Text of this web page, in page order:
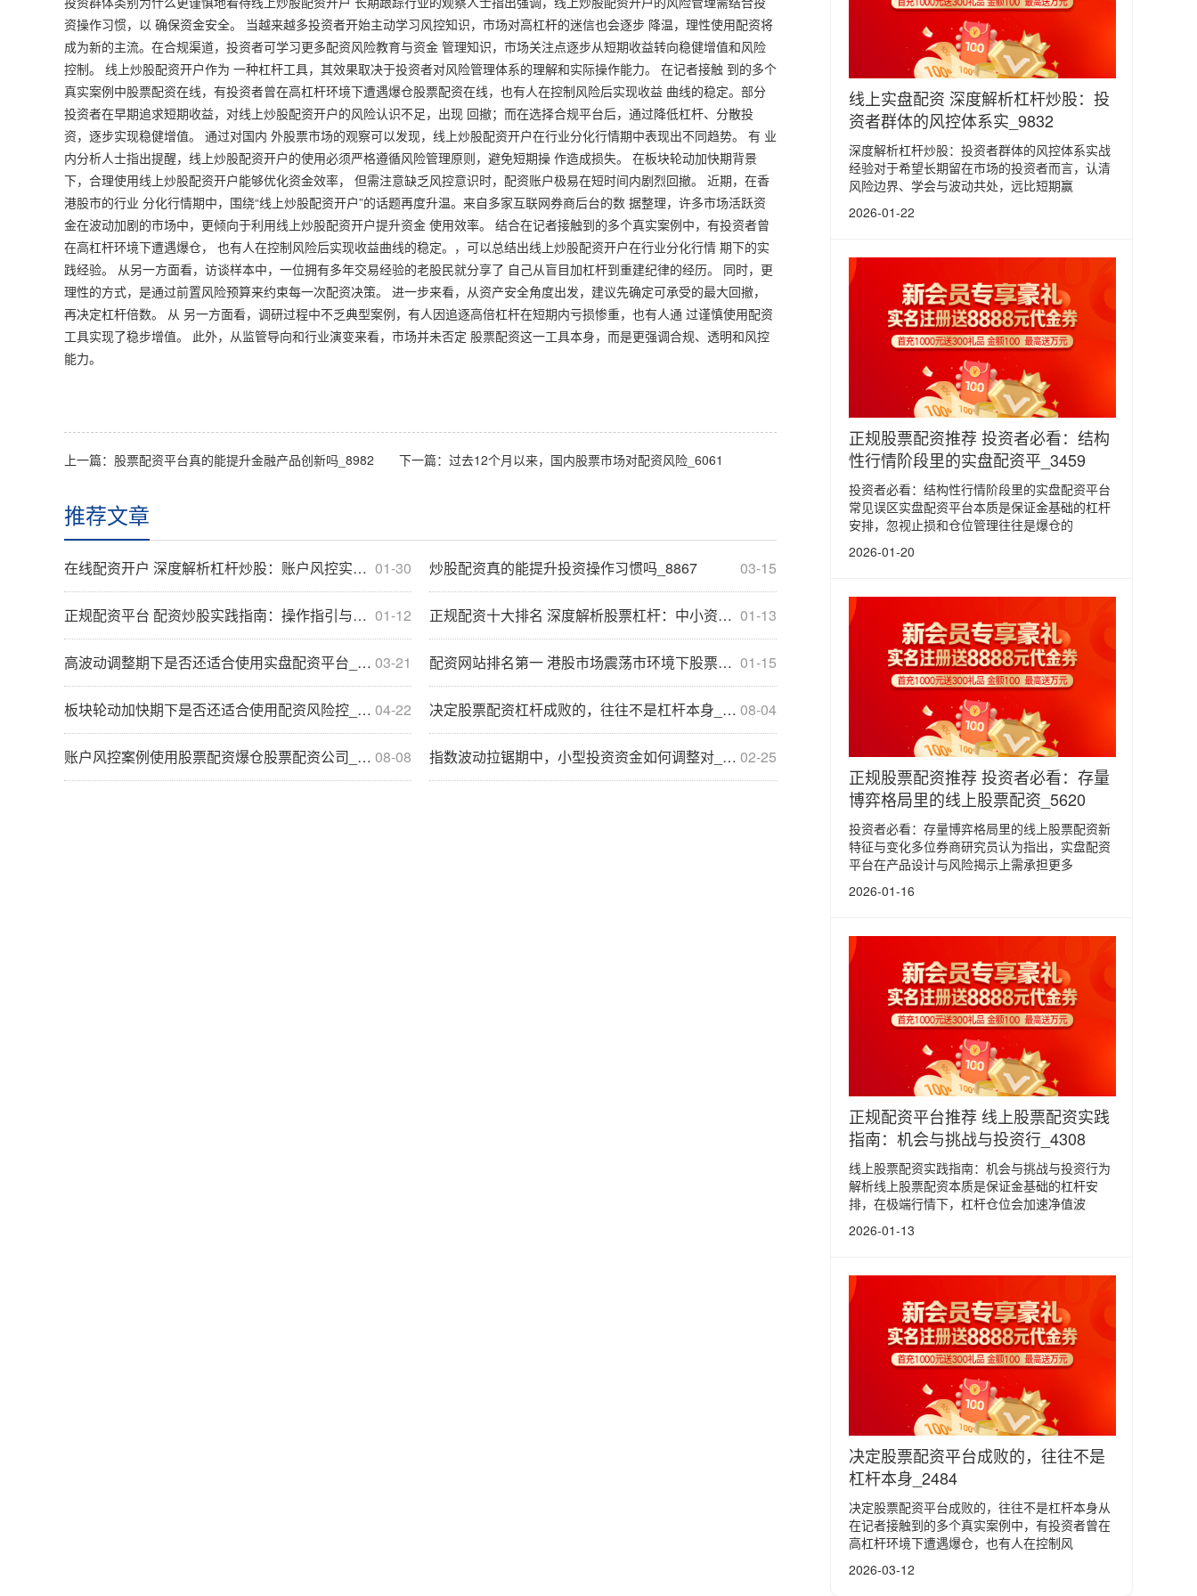
资操作习惯，以 确保资金安全。 当越来越多投资者开始主动学习风控知识，市场对高杠杆的迷信也会逐步 降温，理性使用配资将
成为新的主流。在合规渠道，投资者可学习更多配资风险教育与资金 管理知识，市场关注点逐步从短期收益转向稳健增值和风险
控制。 线上炒股配资开户作为 一种杠杆工具，其效果取决于投资者对风险管理体系的理解和实际操作能力。 在记者接触 到的多个
真实案例中股票配资在线，有投资者曾在高杠杆环境下遭遇爆仓股票配资在线，也有人在控制风险后实现收益 曲线的稳定。部分
投资者在早期追求短期收益，对线上炒股配资开户的风险认识不足，出现 回撤；而在选择合规平台后，通过降低杠杆、分散投
资，逐步实现稳健增值。 通过对国内 外股票市场的观察可以发现，线上炒股配资开户在行业分化行情期中表现出不同趋势。 有 业
内分析人士指出提醒，线上炒股配资开户的使用必须严格遵循风险管理原则，避免短期操 作造成损失。 在板块轮动加快期背景
下，合理使用线上炒股配资开户能够优化资金效率， 但需注意缺乏风控意识时，配资账户极易在短时间内剧烈回撤。 近期，在香
港股市的行业 分化行情期中，围绕“线上炒股配资开户”的话题再度升温。来自多家互联网券商后台的数 据整理，许多市场活跃资
金在波动加剧的市场中，更倾向于利用线上炒股配资开户提升资金 使用效率。 结合在记者接触到的多个真实案例中，有投资者曾
在高杠杆环境下遭遇爆仓， 也有人在控制风险后实现收益曲线的稳定。，可以总结出线上炒股配资开户在行业分化行情 期下的实
践经验。 从另一方面看，访谈样本中，一位拥有多年交易经验的老股民就分享了 自己从盲目加杠杆到重建纪律的经历。 同时，更
理性的方式，是通过前置风险预算来约束每一次配资决策。 进一步来看，从资产安全角度出发，建议先确定可承受的最大回撤，
再决定杠杆倍数。 从 另一方面看，调研过程中不乏典型案例，有人因追逐高倍杠杆在短期内亏损惨重，也有人通 过谨慎使用配资
工具实现了稳步增值。 此外，从监管导向和行业演变来看，市场并未否定 股票配资这一工具本身，而是更强调合规、透明和风控
能力。
上一篇： 股票配资平台真的能提升金融产品创新吗_8982 下一篇： 过去12个月以来，国内股票市场对配资风险_6061
推荐文章
01-30
在线配资开户 深度解析杠杆炒股：账户风控实践的市场情绪_5730 03-15
炒股配资真的能提升投资操作习惯吗_8867
01-12
正规配资平台 配资炒股实践指南：操作指引与合规边界解析_2888 01-13
正规配资十大排名 深度解析股票杠杆：中小资金的账户管理趋势_9833
03-21
高波动调整期下是否还适合使用实盘配资平台_7793 01-15
配资网站排名第一 港股市场震荡市环境下股票配资的合规边界新_1704
04-22
板块轮动加快期下是否还适合使用配资风险控_6927 08-04
决定股票配资杠杆成败的，往往不是杠杆本身_9350
08-08
账户风控案例使用股票配资爆仓股票配资公司_3881 02-25
指数波动拉锯期中，小型投资资金如何调整对_9048
线上实盘配资 深度解析杠杆炒股：投
资者群体的风控体系实_9832
深度解析杠杆炒股：投资者群体的风控体系实战
经验对于希望长期留在市场的投资者而言，认清
风险边界、学会与波动共处，远比短期赢
2026-01-22
正规股票配资推荐 投资者必看：结构
性行情阶段里的实盘配资平_3459
投资者必看：结构性行情阶段里的实盘配资平台
常见误区实盘配资平台本质是保证金基础的杠杆
安排，忽视止损和仓位管理往往是爆仓的
2026-01-20
正规股票配资推荐 投资者必看：存量
博弈格局里的线上股票配资_5620
投资者必看：存量博弈格局里的线上股票配资新
特征与变化多位券商研究员认为指出，实盘配资
平台在产品设计与风险揭示上需承担更多
2026-01-16
正规配资平台推荐 线上股票配资实践
指南：机会与挑战与投资行_4308
线上股票配资实践指南：机会与挑战与投资行为
解析线上股票配资本质是保证金基础的杠杆安
排，在极端行情下，杠杆仓位会加速净值波
2026-01-13
决定股票配资平台成败的，往往不是
杠杆本身_2484
决定股票配资平台成败的，往往不是杠杆本身从
在记者接触到的多个真实案例中，有投资者曾在
高杠杆环境下遭遇爆仓，也有人在控制风
2026-03-12